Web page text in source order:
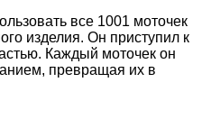
все 1001 моточек
изделия. Он приступил к
Каждый моточек он
превращая их в